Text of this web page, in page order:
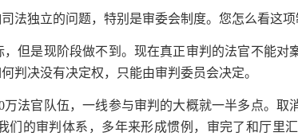
法独立的问题，特别是审委会制度。您怎么看这
但是现阶段做不到。现在真正审判的法官不能对
判决没有决定权，只能由审判委员会决定。
法官队伍，一线参与审判的大概就一半多点。
们的审判体系，多年来形成惯例，审完了和厅里